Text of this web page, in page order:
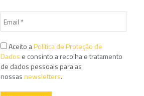
Aceito aPolítica de Proteção de
Dados e consinto a recolha e tratamento
de dados pessoais para as
nossasnewsletters.